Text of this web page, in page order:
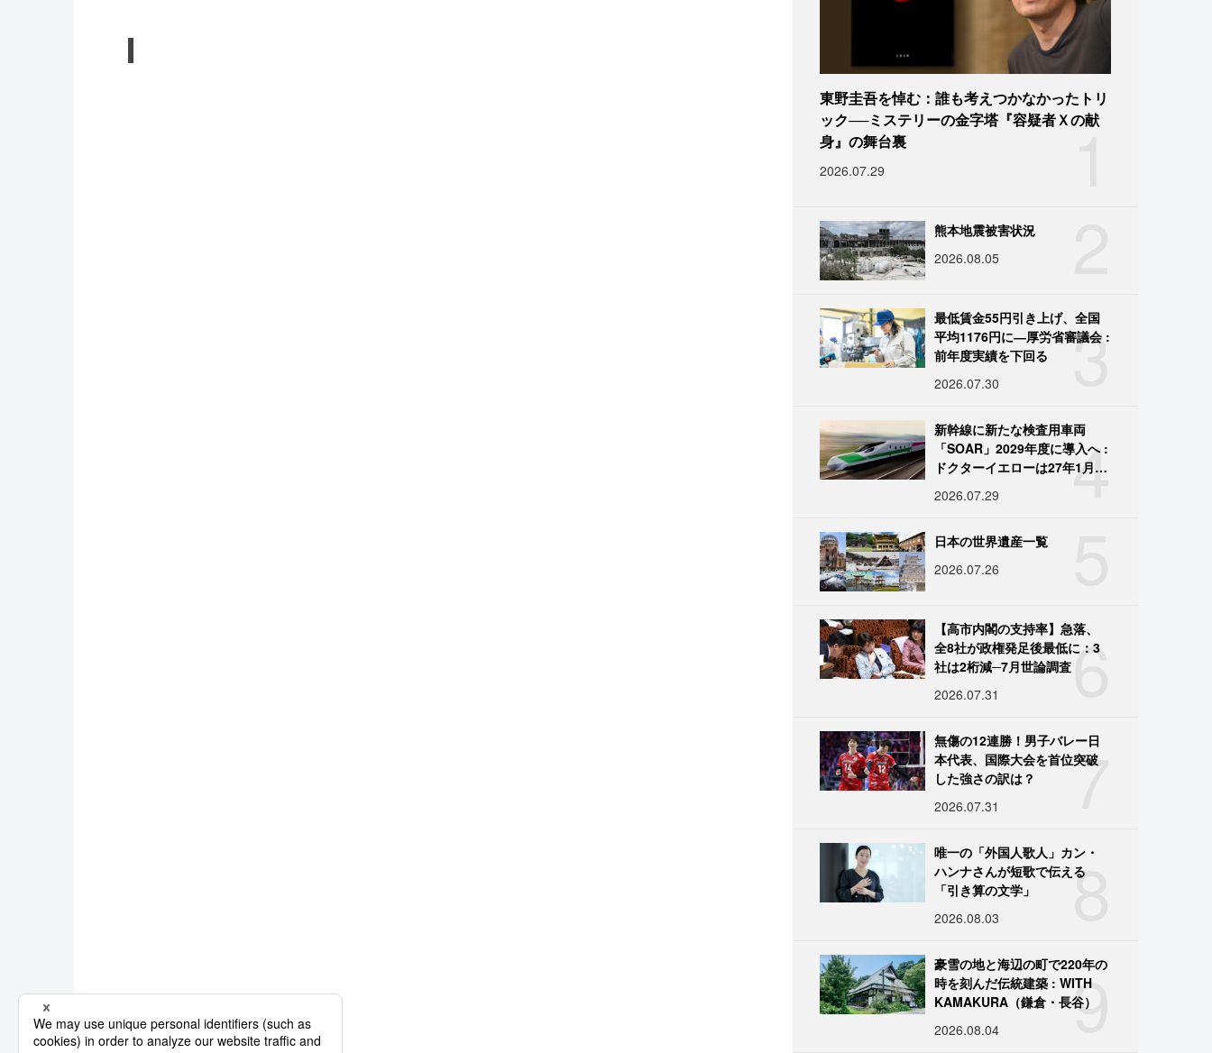
1
東野圭吾を悼む：誰も考えつかなかったトリ
ック──ミステリーの金字塔『容疑者Ｘの献
身』の舞台裏
2026.07.29
熊本地震被害状況
2026.08.05
3
最低賃金55円引き上げ、全国
平均1176円に―厚労省審議会 :
前年度実績を下回る
2026.07.30
4
新幹線に新たな検査用車両
「SOAR」2029年度に導入へ :
ドクターイエローは27年1月に
2026.07.29
日本の世界遺産一覧
2026.07.26
6
【高市内閣の支持率】急落、
全8社が政権発足後最低に：3
社は2桁減─7月世論調査
2026.07.31
7
無傷の12連勝！男子バレー日
本代表、国際大会を首位突破
した強さの訳は？
2026.07.31
8
唯一の「外国人歌人」カン・
ハンナさんが短歌で伝える
「引き算の文学」
2026.08.03
9
豪雪の地と海辺の町で220年の
時を刻んだ伝統建築 : WITH
KAMAKURA（鎌倉・長谷）
2026.08.04